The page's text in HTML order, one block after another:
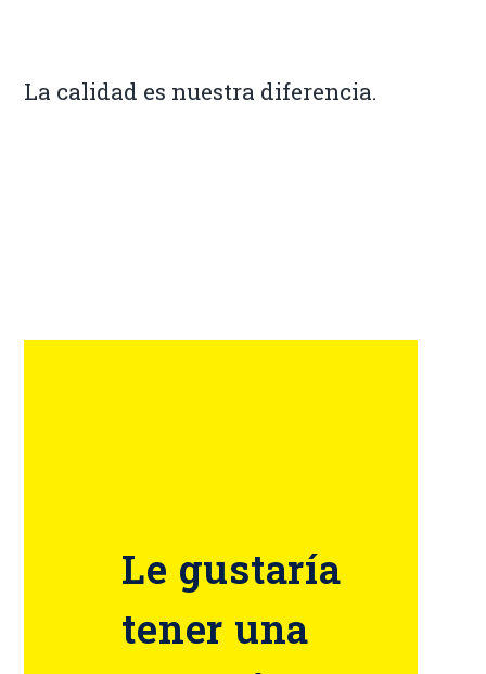
La calidad es nuestra diferencia.
Le gustaría
tener una